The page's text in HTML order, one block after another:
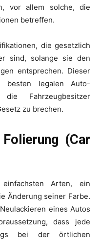
vor allem solche, die
betreffen.
die gesetzlich
sind, solange sie den
entsprechen. Dieser
besten legalen Auto-
Fahrzeugbesitzer
zu brechen.
(Car
Arten, ein
Änderung seiner Farbe.
eines Autos
dass jede
bei der örtlichen